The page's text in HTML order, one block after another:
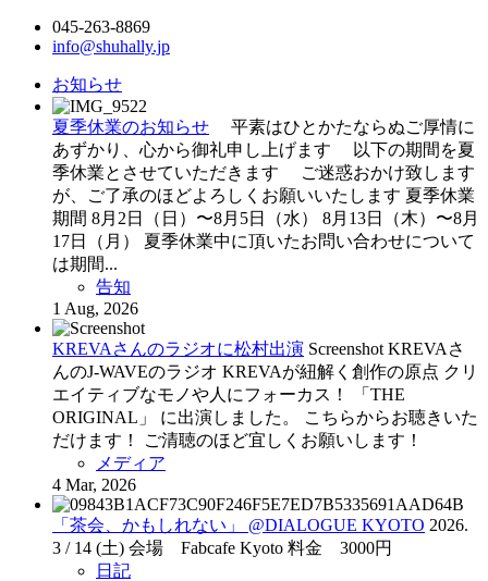
045-263-8869
info@shuhally.jp
お知らせ
夏季休業のお知らせ
平素はひとかたならぬご厚情に
あずかり、心から御礼申し上げます 以下の期間を夏
季休業とさせていただきます ご迷惑おかけ致します
が、ご了承のほどよろしくお願いいたします 夏季休業
期間 8月2日（日）〜8月5日（水） 8月13日（木）〜8月
17日（月） 夏季休業中に頂いたお問い合わせについて
は期間...
告知
1 Aug, 2026
KREVAさんのラジオに松村出演 Screenshot KREVAさ
んのJ-WAVEのラジオ KREVAが紐解く創作の原点 クリ
エイティブなモノや人にフォーカス！ 「THE
ORIGINAL」 に出演しました。 こちらからお聴きいた
だけます！ ご清聴のほど宜しくお願いします！
メディア
4 Mar, 2026
「茶会、かもしれない」 @DIALOGUE KYOTO 2026.
3 / 14 (土) 会場 Fabcafe Kyoto 料金 3000円
日記